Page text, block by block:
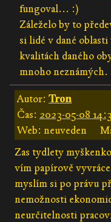
fungoval... :)
Záleželo by to
si lidé v dané
kvalitách daného
mnoho neznámých.
Autor: Tron
Čas: 2023-05-08
Web: neuveden
Zas tydlety
vím papírově
myslím si po právu
nemožnosti
neurčitelnosti